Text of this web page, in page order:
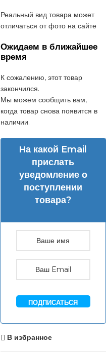
Реальный вид товара может
отличаться от фото на сайте
Ожидаем в ближайшее
время
К сожалению, этот товар
закончился.
Мы можем сообщить вам,
когда товар снова появится в
наличии.
На какой Email
прислать
уведомление о
поступлении
товара?
ПОДПИСАТЬСЯ
В избранное